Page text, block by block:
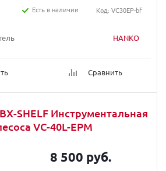
HANKO
Сравнить
Есть в наличии
Код: VC30EP-bf
SHELF Инструментальная
VC-40L-EPM
8 500 руб.